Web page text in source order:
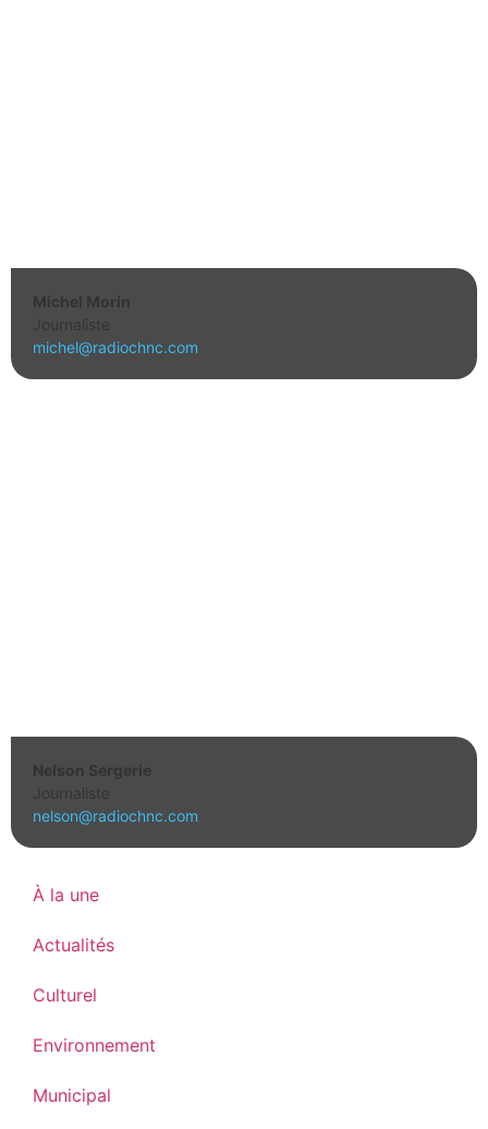
Michel Morin
Journaliste
michel@radiochnc.com
Nelson Sergerie
Journaliste
nelson@radiochnc.com
À la une
Actualités
Culturel
Environnement
Municipal